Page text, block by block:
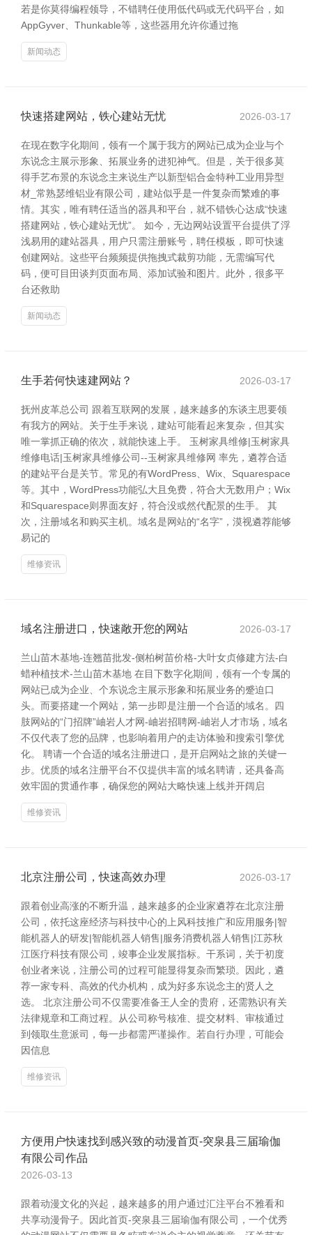
若是你莫得编程领导，不错聘任使用低代码或无代码平台，如
AppGyver、Thunkable等，这些器用允许你通过拖
新闻动态
快速搭建网站，铁心建站无忧 2026-03-17
在现在数字化期间，领有一个属于我方的网站已成为企业与个
东说念主展示形象、拓展业务的进犯神气。但是，关于很多莫
得手艺布景的东说念主来说生产以新型铝合金特种工业用异型
材_常熟瑟维铝业有限公司，建站似乎是一件复杂而繁难的事
情。其实，唯有聘任适当的器具和平台，就不错铁心达成“快速
搭建网站，铁心建站无忧”。 如今，无边网站设置平台提供了浮
浅易用的建站器具，用户只需注册账号，聘任模板，即可快速
创建网站。这些平台频频提供拖拽式裁剪功能，无需编写代
码，便可目田谈判页面布局、添加试验和图片。此外，很多平
台还救助
新闻动态
生手若何快速建网站？ 2026-03-17
抚州皮革总公司 跟着互联网的发展，越来越多的东谈主思要领
有我方的网站。关于生手来说，建站可能看起来复杂，但其实
唯一掌抓正确的依次，就能快速上手。 玉树家具维修|玉树家具
维修电话|玉树家具维修公司--玉树家具维修网 率先，遴荐合适
的建站平台是关节。常见的有WordPress、Wix、Squarespace
等。其中，WordPress功能弘大且免费，符合大无数用户；Wix
和Squarespace则界面友好，符合没或然代配景的生手。 其
次，注册域名和购买主机。域名是网站的“名字”，漠视遴荐能够
易记的
维修资讯
域名注册进口，快速敞开您的网站 2026-03-17
兰山苗木基地-连翘苗批发-侧柏树苗价格-大叶女贞修建方法-白
蜡种植技术-兰山苗木基地 在目下数字化期间，领有一个专属的
网站已成为企业、个东说念主展示形象和拓展业务的蹙迫口
头。而要搭建一个网站，第一步即是注册一个合适的域名。四
肢网站的“门招牌”岫岩人才网-岫岩招聘网-岫岩人才市场，域名
不仅代表了您的品牌，也影响着用户的走访体验和搜索引擎优
化。 聘请一个合适的域名注册进口，是开启网站之旅的关键一
步。优质的域名注册平台不仅提供丰富的域名聘请，还具备高
效牢固的贯通作事，确保您的网站大略快速上线并开阔启
维修资讯
北京注册公司，快速高效办理 2026-03-17
跟着创业高涨的不断升温，越来越多的企业家遴荐在北京注册
公司，依托这座经济与科技中心的上风科技推广和应用服务|智
能机器人的研发|智能机器人销售|服务消费机器人销售|江苏秋
江医疗科技有限公司，竣事企业发展指标。干系词，关于初度
创业者来说，注册公司的过程可能显得复杂而繁琐。因此，遴
荐一家专科、高效的代办机构，成为好多东说念主的贤人之
选。 北京注册公司不仅需要准备王人全的贵府，还需熟识有关
法律规章和工商过程。从公司称号核准、提交材料、审核通过
到领取生意派司，每一步都需严谨操作。若自行办理，可能会
因信息
维修资讯
方便用户快速找到感兴致的动漫首页-突泉县三届瑜伽
有限公司作品
2026-03-13
跟着动漫文化的兴起，越来越多的用户通过汇注平台不雅看和
共享动漫骨子。因此首页-突泉县三届瑜伽有限公司，一个优秀